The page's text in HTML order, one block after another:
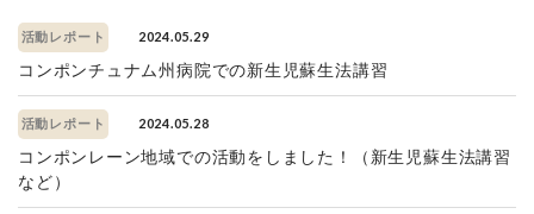
活動レポート 2024.05.29
コンポンチュナム州病院での新生児蘇生法講習
活動レポート 2024.05.28
コンポンレーン地域での活動をしました！（新生児蘇生法講習
など）